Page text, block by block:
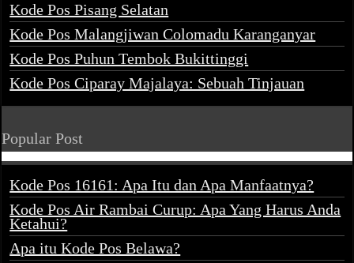
Kode Pos Pisang Selatan
Kode Pos Malangjiwan Colomadu Karanganyar
Kode Pos Puhun Tembok Bukittinggi
Kode Pos Ciparay Majalaya: Sebuah Tinjauan
Popular Post
Kode Pos 16161: Apa Itu dan Apa Manfaatnya?
Kode Pos Air Rambai Curup: Apa Yang Harus Anda
Ketahui?
Apa itu Kode Pos Belawa?